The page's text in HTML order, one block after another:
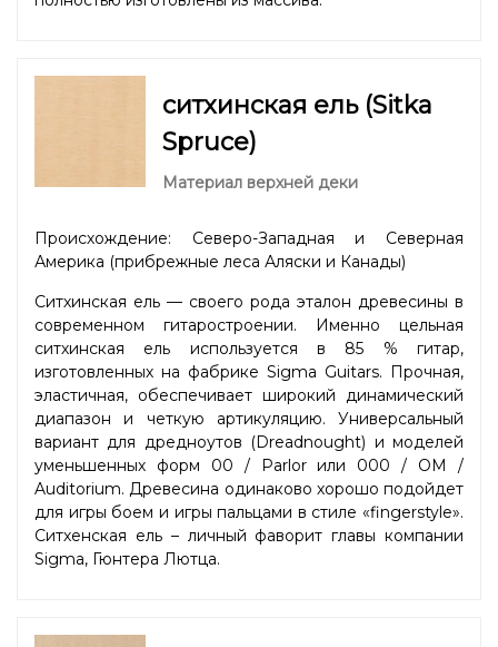
ситхинская ель (Sitka
Spruce)
Материал верхней деки
Происхождение: Северо-Западная и Северная
Америка (прибрежные леса Аляски и Канады)
Ситхинская ель — своего рода эталон древесины в
современном гитаростроении. Именно цельная
ситхинская ель используется в 85 % гитар,
изготовленных на фабрике Sigma Guitars. Прочная,
эластичная, обеспечивает широкий динамический
диапазон и четкую артикуляцию. Универсальный
вариант для дредноутов (Dreadnought) и моделей
уменьшенных форм 00 / Parlor или 000 / OM /
Auditorium. Древесина одинаково хорошо подойдет
для игры боем и игры пальцами в стиле «fingerstyle».
Ситхенская ель – личный фаворит главы компании
Sigma, Гюнтера Лютца.